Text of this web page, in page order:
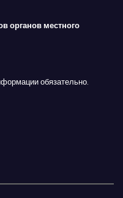
органов местного
обязательно.